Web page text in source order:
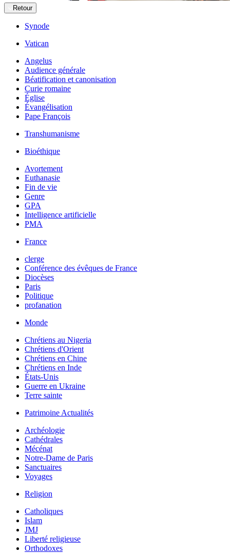
Retour
Synode
Vatican
Angelus
Audience générale
Béatification et canonisation
Curie romaine
Église
Évangélisation
Pape François
Transhumanisme
Bioéthique
Avortement
Euthanasie
Fin de vie
Genre
GPA
Intelligence artificielle
PMA
France
clerge
Conférence des évêques de France
Diocèses
Paris
Politique
profanation
Monde
Chrétiens au Nigeria
Chrétiens d'Orient
Chrétiens en Chine
Chrétiens en Inde
États-Unis
Guerre en Ukraine
Terre sainte
Patrimoine Actualités
Archéologie
Cathédrales
Mécénat
Notre-Dame de Paris
Sanctuaires
Voyages
Religion
Catholiques
Islam
JMJ
Liberté religieuse
Orthodoxes